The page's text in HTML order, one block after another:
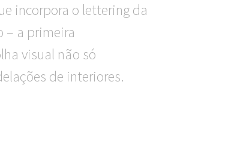
incorpora o lettering da
– a primeira
visual não só
de interiores.